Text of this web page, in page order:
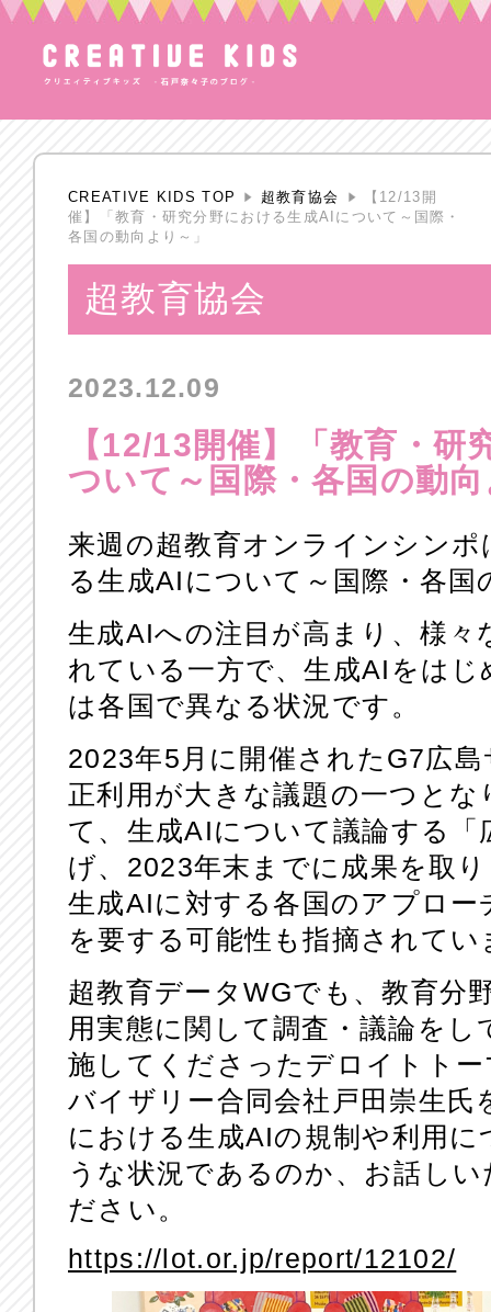
CREATIVE KIDS TOP 超教育協会
【12/13開
催】「教育・研究分野における生成AIについて～国際・
各国の動向より～」
超教育協会
2023.12.09
【12/13開催】「教育・
ついて～国際・各国の動
来週の超教育オンラインシン
る生成AIについて～国際・各国
生成AIへの注目が高まり、様々
れている一方で、生成AIをは
は各国で異なる状況です。
2023年5月に開催されたG7広
正利用が大きな議題の一つと
て、生成AIについて議論する
げ、2023年末までに成果を取
生成AIに対する各国のアプロ
を要する可能性も指摘されてい
超教育データWGでも、教育分
用実態に関して調査・議論を
施してくださったデロイトト
バイザリー合同会社戸田崇生氏
における生成AIの規制や利用
うな状況であるのか、お話し
ださい。
https://lot.or.jp/report/12102/